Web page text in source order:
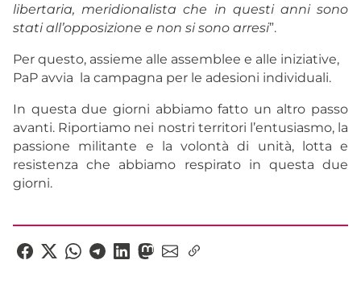
libertaria, meridionalista che in questi anni sono
stati all’opposizione e non si sono arresi”.
Per questo, assieme alle assemblee e alle iniziative,
PaP avvia la campagna per le adesioni individuali.
In questa due giorni abbiamo fatto un altro passo
avanti. Riportiamo nei nostri territori l’entusiasmo, la
passione militante e la volontà di unità, lotta e
resistenza che abbiamo respirato in questa due
giorni.